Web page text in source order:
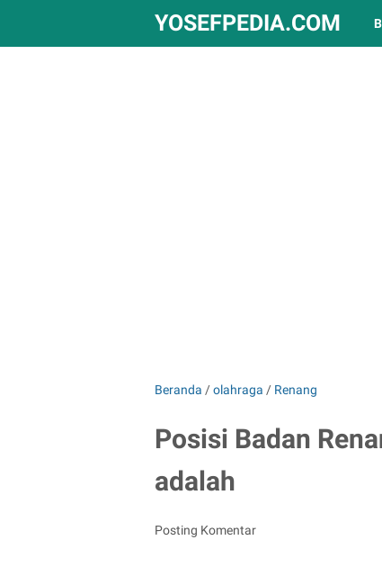
YOSEFPEDIA.COM
Beranda /olahraga / Renang
Posisi Badan
adalah
Posting Komentar